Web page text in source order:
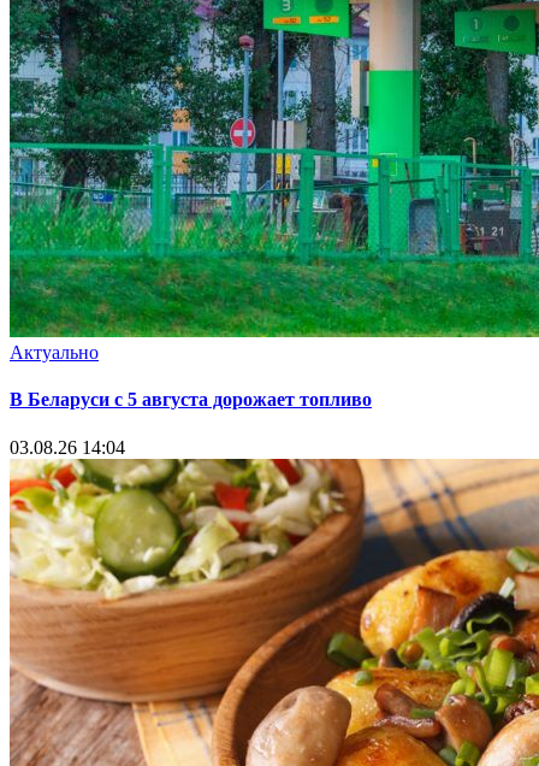
Актуально
В Беларуси с 5 августа дорожает топливо
03.08.26 14:04